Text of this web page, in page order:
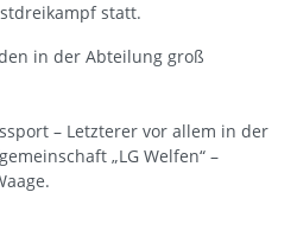
statt.
in der Abteilung groß
– Letzterer vor allem in der
„LG Welfen“ –